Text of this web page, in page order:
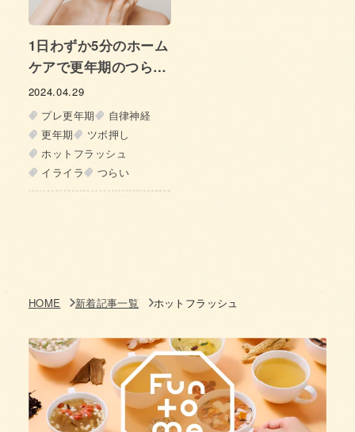
1日わずか5分のホーム
ケアで更年期のつらい
症状もスーッと緩和 –
【ホットフラッシュ】
「綿棒顔ツボ押し」で
心と身体を軽やかに
Vol.1
2024.04.29
プレ更年期
自律神経
更年期
ツボ押し
ホットフラッシュ
イライラ
つらい
HOME 新着記事一覧 ホットフラッシュ